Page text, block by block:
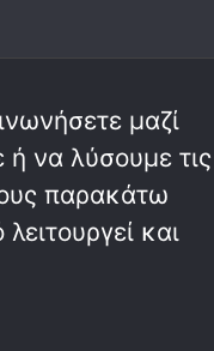
μαζί
να λύσουμε τις
παρακάτω
και